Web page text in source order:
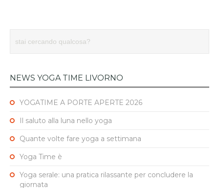
NEWS YOGA TIME LIVORNO
YOGATIME A PORTE APERTE 2026
Il saluto alla luna nello yoga
Quante volte fare yoga a settimana
Yoga Time è
Yoga serale: una pratica rilassante per concludere la
giornata